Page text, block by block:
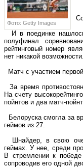
Фото: Getty Images
И в поединке
полуфинал
рейтинговый номер
нет никакой возможности.
Матч с участием
За время
На счету
пойнтов и два матч-
Белоруска смогла за
геймов из 27.
Шнайдер, в свою
геймах. У нее, среди
В стремлении к
сопроводив его одной